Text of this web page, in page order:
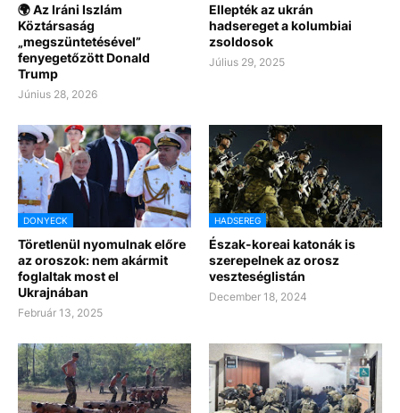
🌍 Az Iráni Iszlám
Köztársaság
„megszüntetésével”
fenyegetőzött Donald
Trump
Június 28, 2026
Ellepték az ukrán
hadsereget a kolumbiai
zsoldosok
Július 29, 2025
DONYECK
Töretlenül nyomulnak előre
az oroszok: nem akármit
foglaltak most el
Ukrajnában
Február 13, 2025
HADSEREG
Észak-koreai katonák is
szerepelnek az orosz
veszteséglistán
December 18, 2024